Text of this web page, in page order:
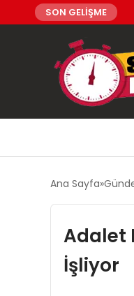
SON GELİŞME
Ana Sayfa
Adalet
İşliyor